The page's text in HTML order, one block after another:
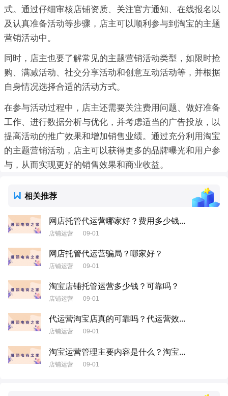
式。通过仔细审核店铺资质、关注官方通知、在线报名以
及认真准备活动等步骤，店主可以顺利参与到淘宝的主题
营销活动中。
同时，店主也要了解常见的主题营销活动类型，如限时抢
购、满减活动、社交分享活动和创意互动活动等，并根据
自身情况选择合适的活动方式。
在参与活动过程中，店主还需要关注费用问题、做好准备
工作、进行数据分析与优化，并考虑适当的广告投放，以
提高活动的推广效果和增加销售业绩。通过充分利用淘宝
的主题营销活动，店主可以获得更多的品牌曝光和用户参
与，从而实现更好的销售效果和商业收益。
相关推荐
网店托管代运营哪家好？费用多少钱...
店铺运营 09-01
网店托管代运营骗局？哪家好？
店铺运营 09-01
淘宝店铺托管运营多少钱？可靠吗？
店铺运营 09-01
代运营淘宝店真的可靠吗？代运营效...
店铺运营 09-01
淘宝运营管理主要内容是什么？淘宝...
店铺运营 09-01